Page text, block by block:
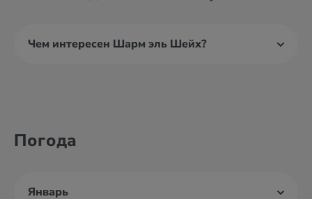
Чем интересен Шарм эль Шейх?
Погода
Январь